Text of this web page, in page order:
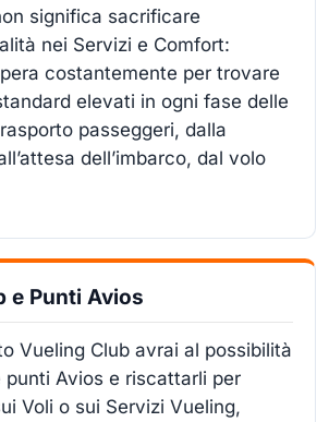
significa sacrificare
nei Servizi e Comfort:
costantemente per trovare
elevati in ogni fase delle
passeggeri, dalla
dell’imbarco, dal volo
e Punti Avios
Vueling Club avrai al possibilità
punti Avios e riscattarli per
Voli o sui Servizi Vueling,